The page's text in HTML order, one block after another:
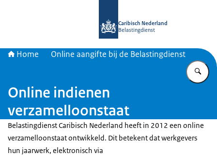
Caribisch Nederland
Belastingdienst
Home Online aangifte bij de Belastingdienst
Online indienen
verzamelloonstaat
Belastingdienst Caribisch Nederland heeft in 2012 een online
verzamelloonstaat ontwikkeld. Dit betekent dat werkgevers
hun jaarwerk, elektronisch via